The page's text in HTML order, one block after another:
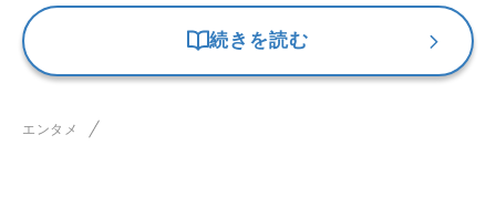
続きを読む
エンタメ